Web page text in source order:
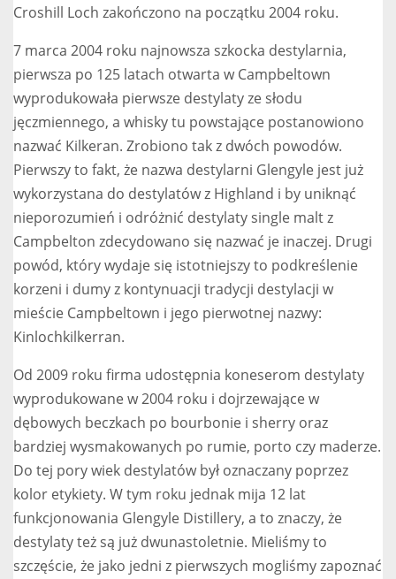
Croshill Loch zakończono na początku 2004 roku.
7 marca 2004 roku najnowsza szkocka destylarnia,
pierwsza po 125 latach otwarta w Campbeltown
wyprodukowała pierwsze destylaty ze słodu
jęczmiennego, a whisky tu powstające postanowiono
nazwać Kilkeran. Zrobiono tak z dwóch powodów.
Pierwszy to fakt, że nazwa destylarni Glengyle jest już
wykorzystana do destylatów z Highland i by uniknąć
nieporozumień i odróżnić destylaty single malt z
Campbelton zdecydowano się nazwać je inaczej. Drugi
powód, który wydaje się istotniejszy to podkreślenie
korzeni i dumy z kontynuacji tradycji destylacji w
mieście Campbeltown i jego pierwotnej nazwy:
Kinlochkilkerran.
Od 2009 roku firma udostępnia koneserom destylaty
wyprodukowane w 2004 roku i dojrzewające w
dębowych beczkach po bourbonie i sherry oraz
bardziej wysmakowanych po rumie, porto czy maderze.
Do tej pory wiek destylatów był oznaczany poprzez
kolor etykiety. W tym roku jednak mija 12 lat
funkcjonowania Glengyle Distillery, a to znaczy, że
destylaty też są już dwunastoletnie. Mieliśmy to
szczęście, że jako jedni z pierwszych mogliśmy zapoznać